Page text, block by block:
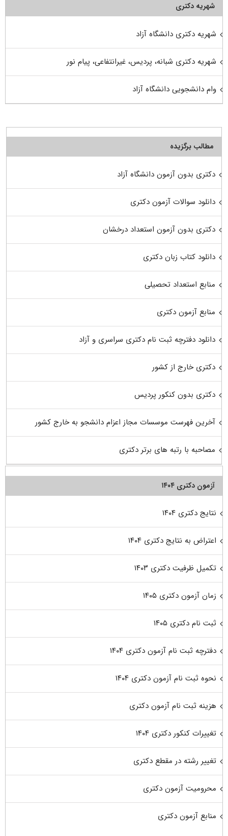
شهریه دکتری
شهریه دکتری دانشگاه آزاد
شهریه دکتری شبانه، پردیس، غیرانتفاعی، پیام نور
وام دانشجویی دانشگاه آزاد
مطالب برگزیده
دکتری بدون آزمون دانشگاه آزاد
دانلود سوالات آزمون دکتری
دکتری بدون آزمون استعداد درخشان
دانلود کتاب زبان دکتری
منابع استعداد تحصیلی
منابع آزمون دکتری
دانلود دفترچه ثبت نام دکتری سراسری و آزاد
دکتری خارج از کشور
دکتری بدون کنکور پردیس
آخرین فهرست موسسات مجاز اعزام دانشجو به خارج کشور
مصاحبه با رتبه های برتر دکتری
آزمون دکتری ۱۴۰۴
نتایج دکتری ۱۴۰۴
اعتراض به نتایج دکتری ۱۴۰۴
تکمیل ظرفیت دکتری ۱۴۰۳
زمان آزمون دکتری ۱۴۰۵
ثبت نام دکتری ۱۴۰۵
دفترچه ثبت نام آزمون دکتری ۱۴۰۴
نحوه ثبت نام آزمون دکتری ۱۴۰۴
هزینه ثبت نام آزمون دکتری
تغییرات کنکور دکتری ۱۴۰۴
تغییر رشته در مقطع دکتری
محرومیت آزمون دکتری
منابع آزمون دکتری